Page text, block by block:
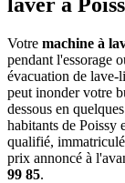
laver à
Votre machine à
pendant l'essorage
évacuation de lave-
peut inonder votre
dessous en
habitants de Poissy
qualifié,
prix annoncé à
99 85.